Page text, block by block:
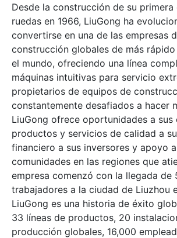
Desde la construcción de su
ruedas en 1966, LiuGong ha
convertirse en una de las empresas
construcción globales de más
el mundo, ofreciendo una línea
máquinas intuitivas para servicio
propietarios de equipos de
constantemente desafiados a hacer
LiuGong ofrece oportunidades a sus
productos y servicios de calidad a
financiero a sus inversores y apoyo
comunidades en las regiones que
empresa comenzó con la llegada de
trabajadores a la ciudad de Liuzhou
LiuGong es una historia de éxito
33 líneas de productos, 20
producción globales, 16,000